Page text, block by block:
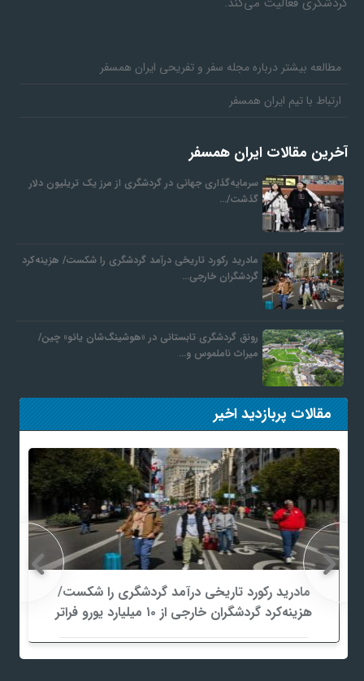
مطالعه بیشتر درباره مجله سفر و تفریحی ایران همسفر
ارتباط با تیم ایران همسفر
آخرین مقالات ایران همسفر
سرمایه‌گذاری جهانی در گردشگری از مرز یک تریلیون دلار
گذشت/…
مادرید رکورد تاریخی درآمد گردشگری را شکست/ هزینه‌کرد
گردشگران خارجی…
رونق گردشگری تابستانی در «هوشینگ‌شان یائو» چین/
میراث ناملموس و…
مقالات پربازدید اخیر
مادرید رکورد تاریخی درآمد گردشگری را شکست/
هزینه‌کرد گردشگران خارجی از ۱۰ میلیارد یورو فراتر
رفت